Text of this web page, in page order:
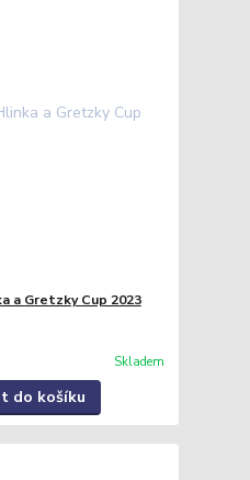
a Gretzky Cup 2023
Skladem
do košíku